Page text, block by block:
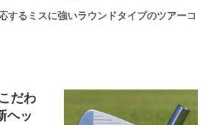
するミスに強いラウンドタイプのツアーコ
だわ
ヘッ